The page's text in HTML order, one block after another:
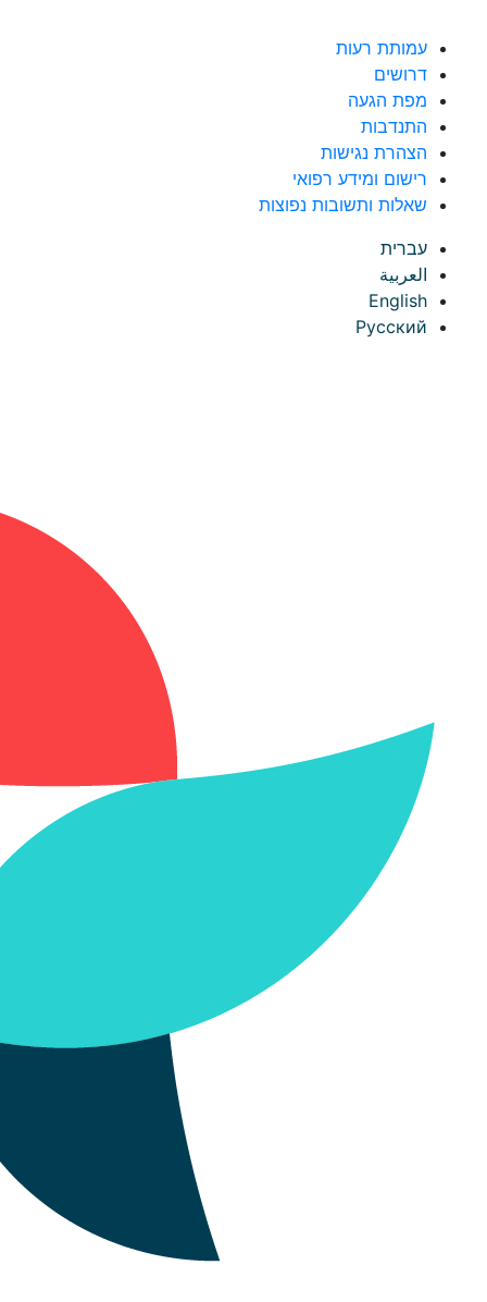
עמותת רעות
דרושים
מפת הגעה
התנדבות
הצהרת נגישות
רישום ומידע רפואי
שאלות ותשובות נפוצות
עברית
العربية
English
Русский